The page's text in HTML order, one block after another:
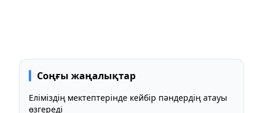
Соңғы жаңалықтар
Еліміздің мектептерінде кейбір пәндердің атауы
өзгереді